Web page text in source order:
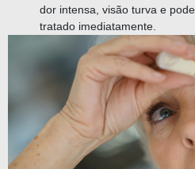
dor intensa, visão turva e
tratado imediatamente.